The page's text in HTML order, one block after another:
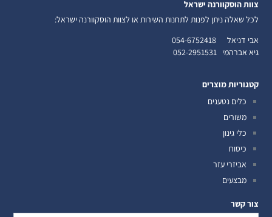
צוות הוסקוורנה ישראל
לכל שאלה ניתן לפנות לתחנות השירות או לצוות הוסקוורנה ישראל:
אבי דניאל 054-6752418
גיא אברהמי 052-2951531
קטגוריות מוצרים
כלים נטענים
משורים
כלי גינון
כיסוח
אביזרי עזר
מבצעים
צור קשר